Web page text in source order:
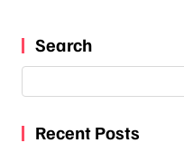
Search
Recent Posts